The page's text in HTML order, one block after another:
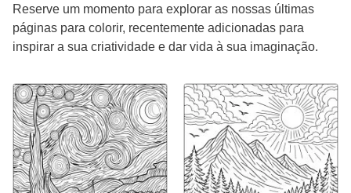
Reserve um momento para explorar as nossas últimas
páginas para colorir, recentemente adicionadas para
inspirar a sua criatividade e dar vida à sua imaginação.